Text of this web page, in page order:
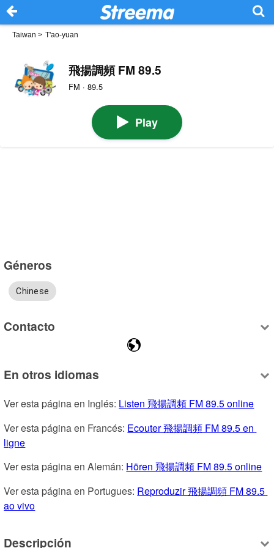
Taiwan > T'ao-yuan
飛揚調頻 FM 89.5
FM · 89.5
Play
Géneros
Chinese
Contacto
En otros idiomas
Ver esta página en Inglés: Listen 飛揚調頻 FM 89.5 online
Ver esta página en Francés: Ecouter 飛揚調頻 FM 89.5 en
ligne
Ver esta página en Alemán: Hören 飛揚調頻 FM 89.5 online
Ver esta página en Portugues: Reproduzir 飛揚調頻 FM 89.5
ao vivo
Descripción